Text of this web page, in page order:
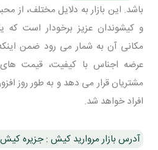
باشد. این بازار به دلایل مختلف، از
و کیشوندان عزیز برخودار است که
مکانی آن به شمار می رود ضمن اینکه
عرضه اجناس با کیفیت، قیمت های
مشتریان قرار می دهد و به طور روز
افراد خواهد شد.
آدرس بازار مروارید کیش : جزیره کیش،